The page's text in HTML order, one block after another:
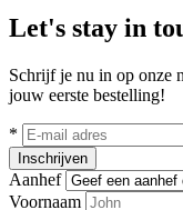
Let's stay in
Schrijf je nu in op onze
jouw eerste bestelling!
*
Inschrijven
Aanhef
Voornaam